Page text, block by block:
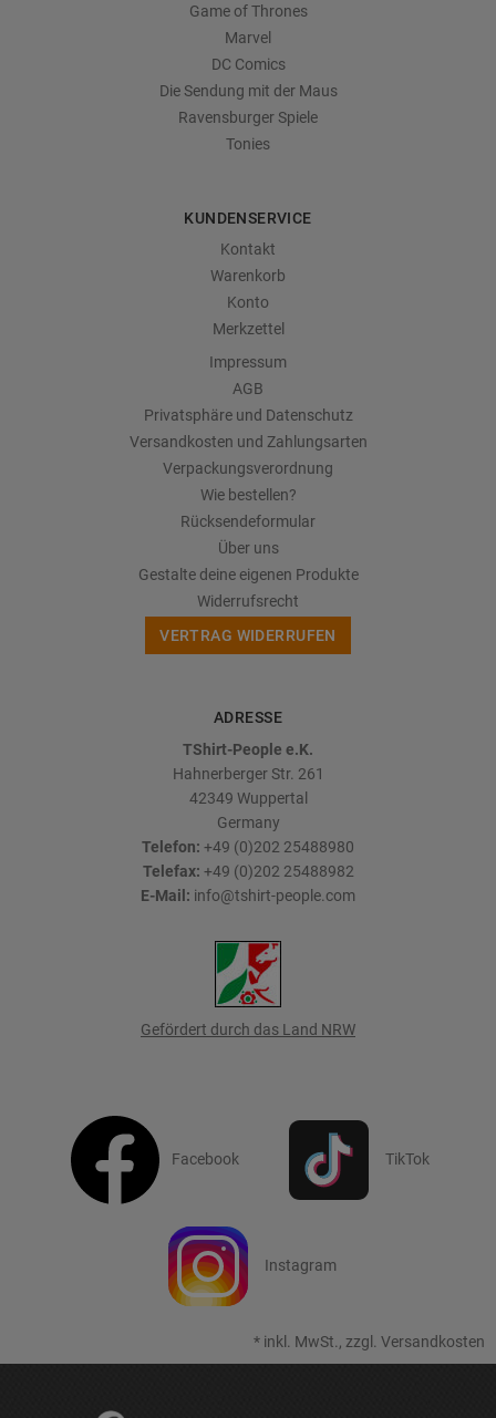
Game of Thrones
Marvel
DC Comics
Die Sendung mit der Maus
Ravensburger Spiele
Tonies
KUNDENSERVICE
Kontakt
Warenkorb
Konto
Merkzettel
Impressum
AGB
Privatsphäre und Datenschutz
Versandkosten und Zahlungsarten
Verpackungsverordnung
Wie bestellen?
Rücksendeformular
Über uns
Gestalte deine eigenen Produkte
Widerrufsrecht
VERTRAG WIDERRUFEN
ADRESSE
TShirt-People e.K.
Hahnerberger Str. 261
42349 Wuppertal
Germany
Telefon: +49 (0)202 25488980
Telefax: +49 (0)202 25488982
E-Mail: info@tshirt-people.com
Gefördert durch das Land NRW
Facebook TikTok
Instagram
* inkl. MwSt., zzgl. Versandkosten